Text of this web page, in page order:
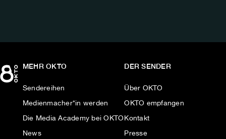
MEHR OKTO
Sendereihen
Medienmacher*in werden
Die Media Academy bei OKTO
News
DER SENDER
Über OKTO
OKTO empfangen
Kontakt
Presse